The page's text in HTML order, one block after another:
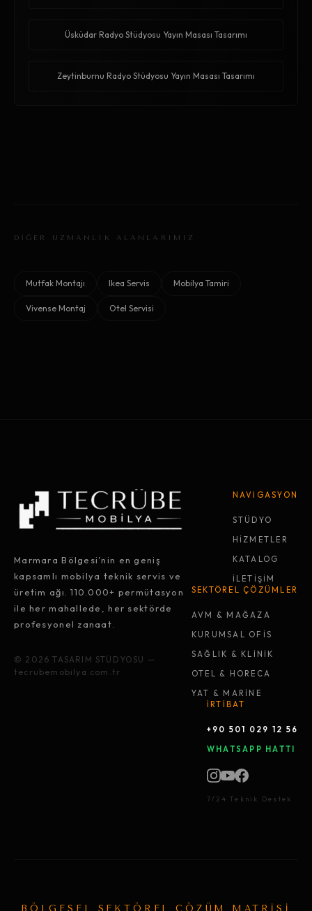
Üsküdar Radyo Stüdyosu Yayın Masası Tasarımı
Zeytinburnu Radyo Stüdyosu Yayın Masası Tasarımı
DİĞER UZMANLIK ALANLARIMIZ
Mutfak Montajı Ikea Servis Mobilya Tamiri
Vivense Montaj Otel Servisi
Marmara Bölgesi'nin en geniş
kapsamlı mobilya teknik servis ve
üretim ağı. 110.000+ permütasyon
ile her mahallede, her sektörde
profesyonel zanaat.
© 2026 TASARIM STÜDYOSU —
tecrubemobilya.com.tr
NAVİGASYON
STÜDYO
HİZMETLER
KATALOG
İLETİŞİM
SEKTÖREL ÇÖZÜMLER
AVM & MAĞAZA
KURUMSAL OFİS
SAĞLIK & KLİNİK
OTEL & HORECA
YAT & MARİNE
İRTİBAT
+90 501 029 12 56
WHATSAPP HATTI
7/24 Teknik Destek
BÖLGESEL SEKTÖREL ÇÖZÜM MATRİSİ